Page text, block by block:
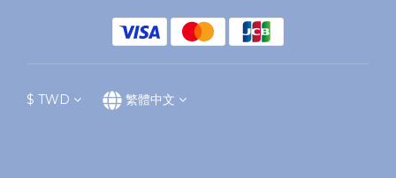
$ TWD 繁體中文